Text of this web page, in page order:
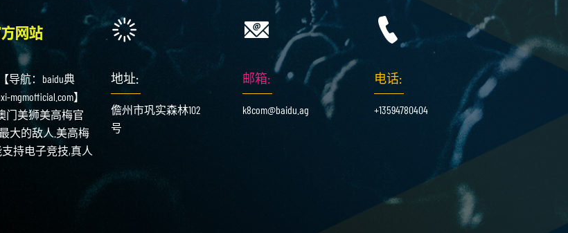
导航：baidu典
】
门美狮美高梅官
大的敌人.美高梅
持电子竞技,真人
地址:
儋州市巩实森林102
号
邮箱:
k8com@baidu.ag
电话:
+13594780404